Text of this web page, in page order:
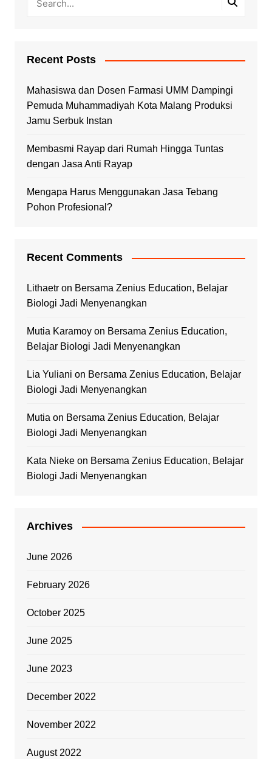
Recent Posts
Mahasiswa dan Dosen Farmasi UMM Dampingi
Pemuda Muhammadiyah Kota Malang Produksi
Jamu Serbuk Instan
Membasmi Rayap dari Rumah Hingga Tuntas
dengan Jasa Anti Rayap
Mengapa Harus Menggunakan Jasa Tebang
Pohon Profesional?
Recent Comments
Lithaetron Bersama Zenius Education, Belajar
Biologi Jadi Menyenangkan
Mutia Karamoyon Bersama Zenius Education,
Belajar Biologi Jadi Menyenangkan
Lia Yuliani on Bersama Zenius Education, Belajar
Biologi Jadi Menyenangkan
Mutia on Bersama Zenius Education, Belajar
Biologi Jadi Menyenangkan
Kata Niekeon Bersama Zenius Education, Belajar
Biologi Jadi Menyenangkan
Archives
June 2026
February 2026
October 2025
June 2025
June 2023
December 2022
November 2022
August 2022